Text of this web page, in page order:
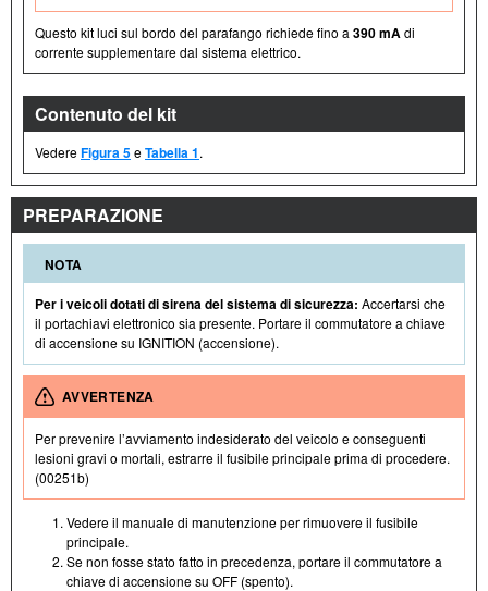
Questo kit luci sul bordo del parafango richiede fino a 390 mAdi
corrente supplementare dal sistema elettrico.
Contenuto del kit
VedereFigura 5eTabella 1.
PREPARAZIONE
NOTA
Per i veicoli dotati di sirena del sistema di sicurezza: Accertarsi che
il portachiavi elettronico sia presente. Portare il commutatore a chiave
di accensione su IGNITION (accensione).
AVVERTENZA
Per prevenire l’avviamento indesiderato del veicolo e conseguenti
lesioni gravi o mortali, estrarre il fusibile principale prima di procedere.
(00251b)
Vedere il manuale di manutenzione per rimuovere il fusibile
principale.
Se non fosse stato fatto in precedenza, portare il commutatore a
chiave di accensione su OFF (spento).